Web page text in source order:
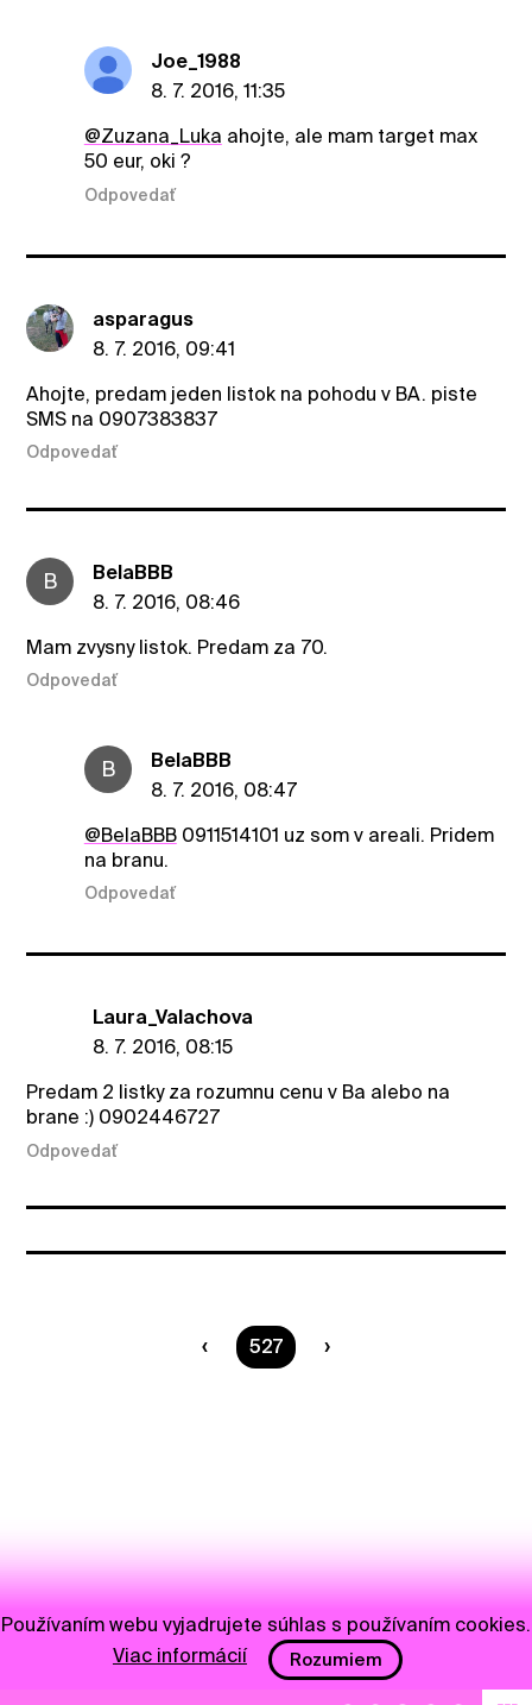
Joe_1988
8. 7. 2016, 11:35
@Zuzana_Luka ahojte, ale mam target max
50 eur, oki ?
Odpovedať
asparagus
8. 7. 2016, 09:41
Ahojte, predam jeden listok na pohodu v BA. piste
SMS na 0907383837
Odpovedať
B
BelaBBB
8. 7. 2016, 08:46
Mam zvysny listok. Predam za 70.
Odpovedať
B
BelaBBB
8. 7. 2016, 08:47
@BelaBBB0911514101 uz som v areali. Pridem
na branu.
Odpovedať
Laura_Valachova
8. 7. 2016, 08:15
Predam 2 listky za rozumnu cenu v Ba alebo na
brane :) 0902446727
Odpovedať
Ste na strane
527
Používaním webu vyjadrujete súhlas s používaním cookies.
Viac informácií
Rozumiem